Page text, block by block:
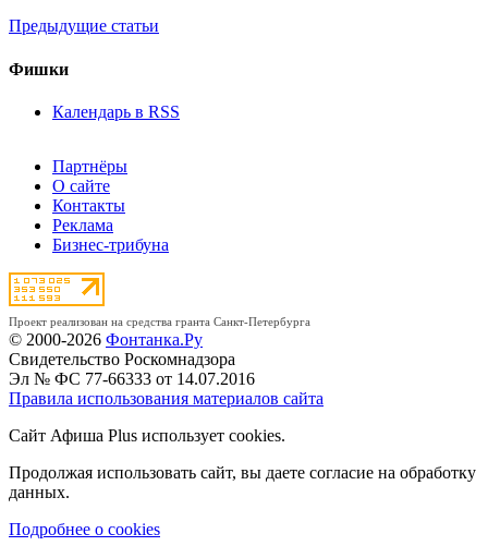
Предыдущие статьи
Фишки
Календарь в RSS
Партнёры
О сайте
Контакты
Реклама
Бизнес-трибуна
Проект реализован на средства гранта Санкт-Петербурга
© 2000-2026 Фонтанка.Ру
Свидетельство Роскомнадзора
Эл № ФС 77-66333 от 14.07.2016
Правила использования материалов сайта
Сайт Афиша Plus использует cookies.
Продолжая использовать сайт, вы даете согласие на обработку
данных.
Подробнее о cookies